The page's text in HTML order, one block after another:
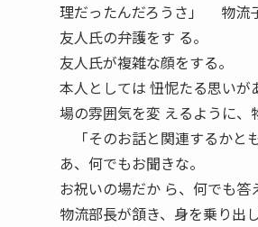
理だったんだろうさ」 物流
友人氏の弁護をす る。
友人氏が複雑な顔をする。
本人としては 忸怩たる思いが
場の雰囲気を変 えるように、
「そのお話と関連するかと
あ、何でもお聞きな。
お祝いの場だか ら、何でも
物流部長が頷き、身を乗り出し